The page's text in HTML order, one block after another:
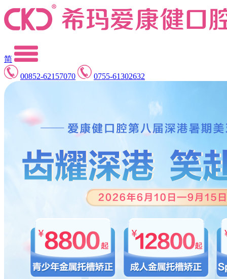
简
00852-62157070
0755-61302632